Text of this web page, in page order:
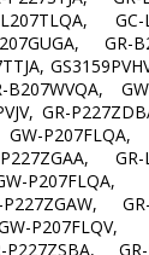
GR-
B207WVQA,
GR-
P207FLQA,
P207FLQA,
P227ZGAW,
P207FLQV,
P227ZSBA,